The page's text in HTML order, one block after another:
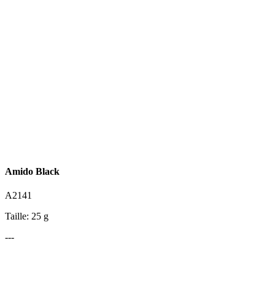
Amido Black
A2141
Taille: 25 g
---